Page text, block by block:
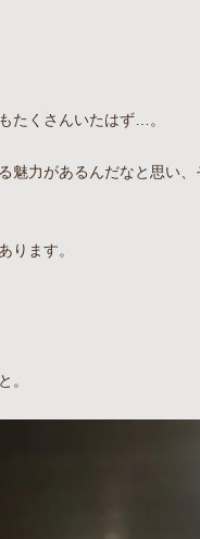
たくさんいたはず…。
魅力があるんだなと思い
ります。
。